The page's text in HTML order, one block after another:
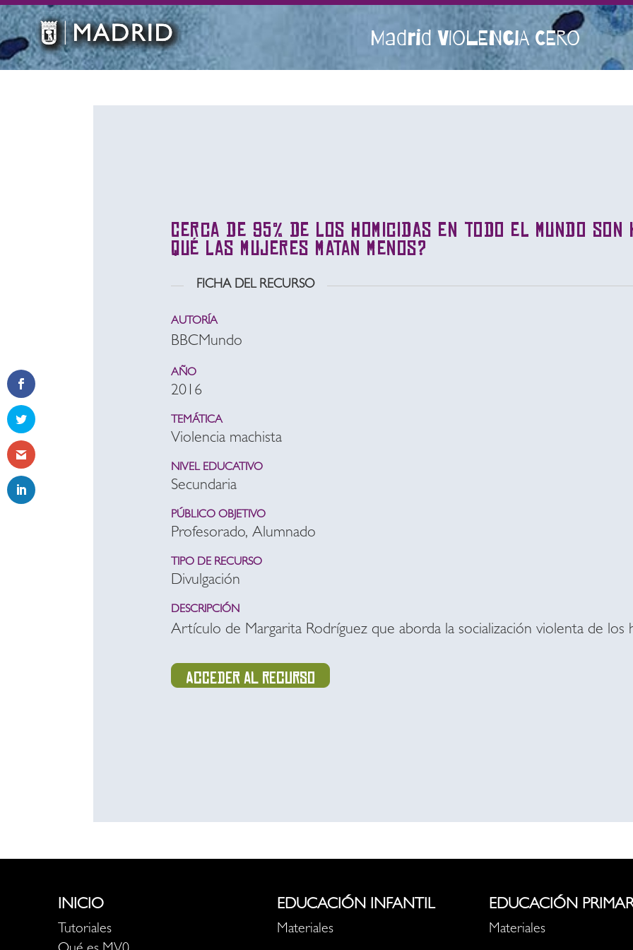
Madrid VIOLENCIA CERO
Cerca de 95% de los homicidas en todo el mundo son
qué las mujeres matan menos?
FICHA DEL RECURSO
AUTORÍA
BBCMundo
AÑO
2016
TEMÁTICA
Violencia machista
NIVEL EDUCATIVO
Secundaria
PÚBLICO OBJETIVO
Profesorado, Alumnado
TIPO DE RECURSO
Divulgación
DESCRIPCIÓN
Artículo de Margarita Rodríguez que aborda la socialización violenta de los
Acceder al recurso
INICIO
Tutoriales
EDUCACIÓN INFANTIL
Materiales
EDUCACIÓN
Materiales